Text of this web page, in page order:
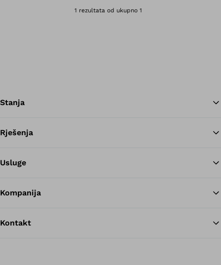
1 rezultata od ukupno 1
Stanja
Rješenja
Usluge
Kompanija
Kontakt